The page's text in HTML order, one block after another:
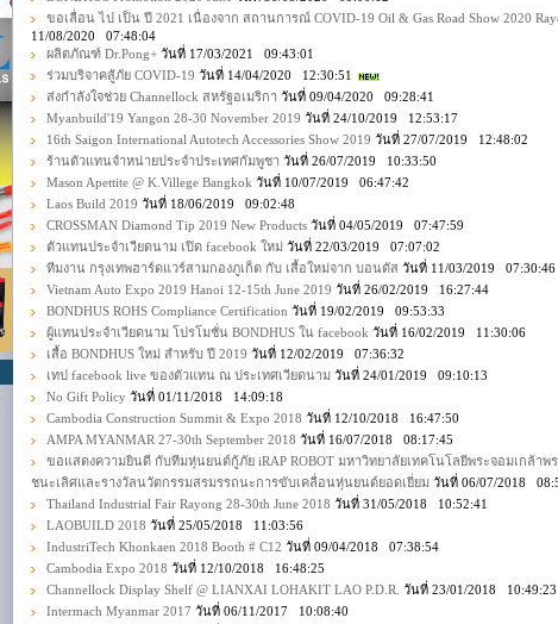
ขอเลื่อน ไป เป็น ปี 2021 เนื่องจาก สถานการณ์ COVID-19 Oil & Gas Road Show 2020
11/08/2020 07:48:04
ผลิตภัณฑ์ Dr.Pong+ วันที่ 17/03/2021 09:43:01
ร่วมบริจาคสู้ภัย COVID-19 วันที่ 14/04/2020 12:30:51
ส่งกำลังใจช่วย Channellock สหรัฐอเมริกา วันที่ 09/04/2020 09:28:41
Myanbuild'19 Yangon 28-30 November 2019 วันที่ 24/10/2019 12:53:17
16th Saigon International Autotech Accessories Show 2019 วันที่ 27/07/2019 12:48:02
ร้านตัวแทนจำหน่ายประจำประเทศกัมพูชา วันที่ 26/07/2019 10:33:50
Mason Apettite @ K.Villege Bangkok วันที่ 10/07/2019 06:47:42
Laos Build 2019 วันที่ 18/06/2019 09:02:48
CROSSMAN Diamond Tip 2019 New Products วันที่ 04/05/2019 07:47:59
ตัวแทนประจำเวียดนาม เปิด facebook ใหม่ วันที่ 22/03/2019 07:07:02
ทีมงาน กรุงเทพฮาร์ดแวร์สามกองภูเก็ต กับ เสื้อใหม่จาก บอนดัส วันที่ 11/03/2019 07:30:46
Vietnam Auto Expo 2019 Hanoi 12-15th June 2019 วันที่ 26/02/2019 16:27:44
BONDHUS ROHS Compliance Certification วันที่ 19/02/2019 09:53:33
ผู้แทนประจำเวียดนาม โปรโมชั่น BONDHUS ใน facebook วันที่ 16/02/2019 11:30:06
เสื้อ BONDHUS ใหม่ สำหรับ ปี 2019 วันที่ 12/02/2019 07:36:32
เทป facebook live ของตัวแทน ณ ประเทศเวียดนาม วันที่ 24/01/2019 09:10:13
No Gift Policy วันที่ 01/11/2018 14:09:18
Cambodia Construction Summit & Expo 2018 วันที่ 12/10/2018 16:47:50
AMPA MYANMAR 27-30th September 2018 วันที่ 16/07/2018 08:17:45
ขอแสดงความยินดี กับทีมหุ่นยนต์กู้ภัย iRAP ROBOT มหาวิทยาลัยเทคโนโลยีพระจอมเกล้าพ
ชนะเลิศและรางวัลนวัตกรรมสรมรรถนะการขับเคลื่อนหุ่นยนต์ยอดเยี่ยม วันที่ 06/07/2018
Thailand Industrial Fair Rayong 28-30th June 2018 วันที่ 31/05/2018 10:52:41
LAOBUILD 2018 วันที่ 25/05/2018 11:03:56
IndustriTech Khonkaen 2018 Booth # C12 วันที่ 09/04/2018 07:38:54
Cambodia Expo 2018 วันที่ 12/10/2018 16:48:25
Channellock Display Shelf @ LIANXAI LOHAKIT LAO P.D.R. วันที่ 23/01/2018 10:49:23
Intermach Myanmar 2017 วันที่ 06/11/2017 10:08:40